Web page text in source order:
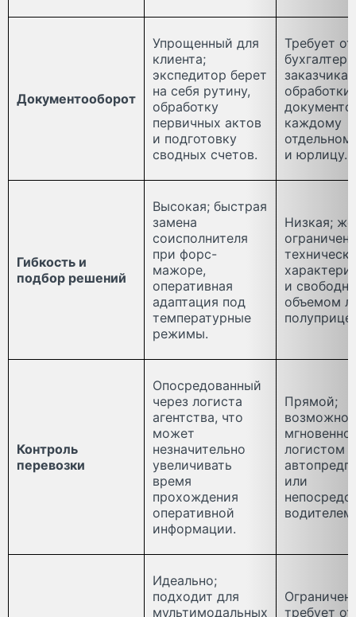
Документооборот
Упрощенный для
клиента;
экспедитор берет
на себя рутину,
обработку
первичных актов
и подготовку
сводных счетов.
Требует от
заказчика
обработки
каждому
и юрлицу.
Гибкость и
подбор решений
Высокая; быстрая
замена
соисполнителя
при форс-
мажоре,
оперативная
адаптация под
температурные
режимы.
Низкая;
ограничена
и
объемом
Контроль
перевозки
Опосредованный
через логиста
агентства, что
может
незначительно
увеличивать
время
прохождения
оперативной
информации.
Прямой;
логистом
или
Идеально;
подходит для
мультимодальных
требует